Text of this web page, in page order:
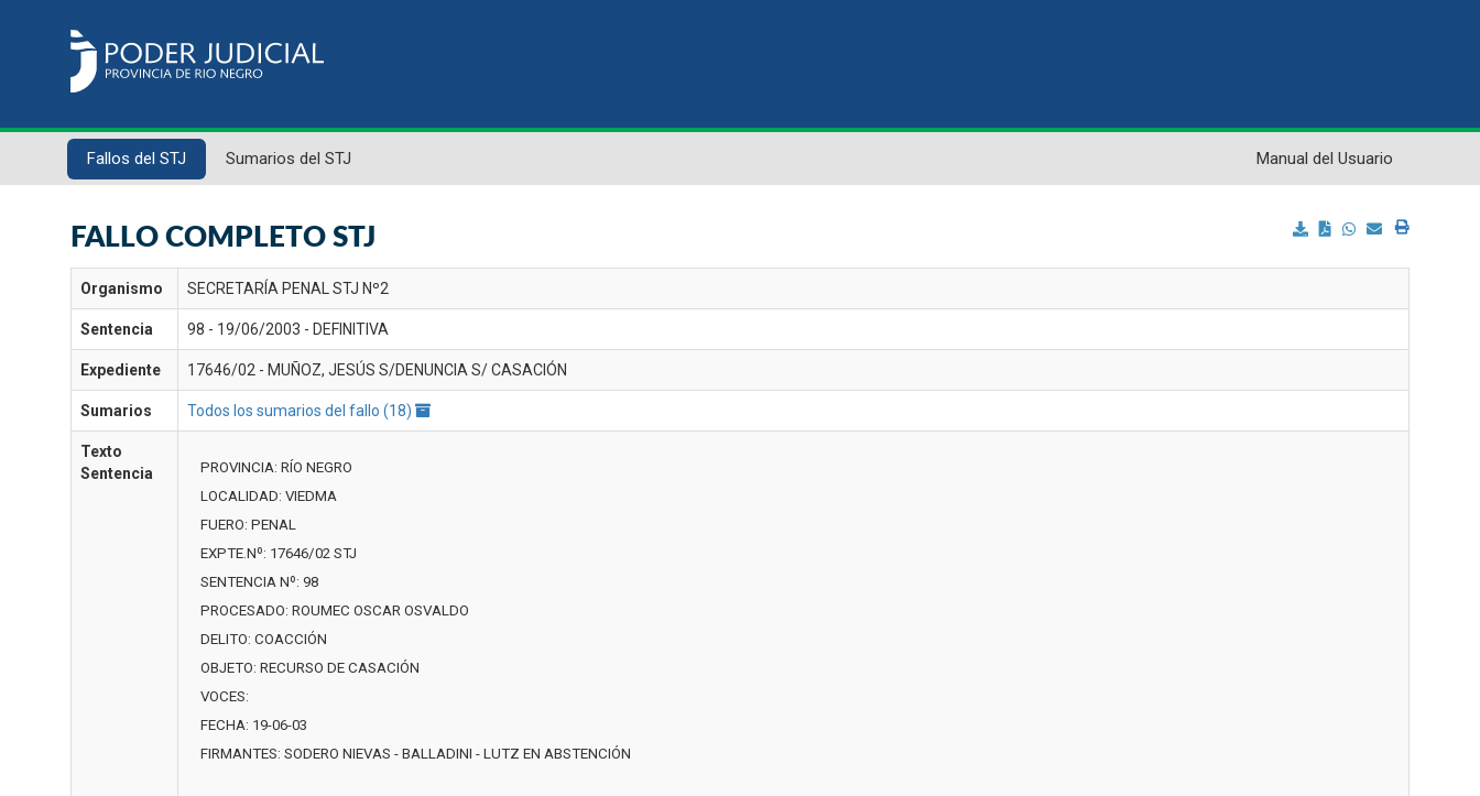
Fallos del STJ Sumarios del STJ Manual del Usuario
FALLO COMPLETO STJ
Organismo SECRETARÍA PENAL STJ Nº2
Sentencia 98 - 19/06/2003 - DEFINITIVA
Expediente 17646/02 - MUÑOZ, JESÚS S/DENUNCIA S/ CASACIÓN
Sumarios Todos los sumarios del fallo (18)
Texto
Sentencia
PROVINCIA: RÍO NEGRO
LOCALIDAD: VIEDMA
FUERO: PENAL
EXPTE.Nº: 17646/02 STJ
SENTENCIA Nº: 98
PROCESADO: ROUMEC OSCAR OSVALDO
DELITO: COACCIÓN
OBJETO: RECURSO DE CASACIÓN
VOCES:
FECHA: 19-06-03
FIRMANTES: SODERO NIEVAS - BALLADINI - LUTZ EN ABSTENCIÓN